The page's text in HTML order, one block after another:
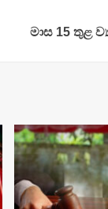
මාස 15 තුළ